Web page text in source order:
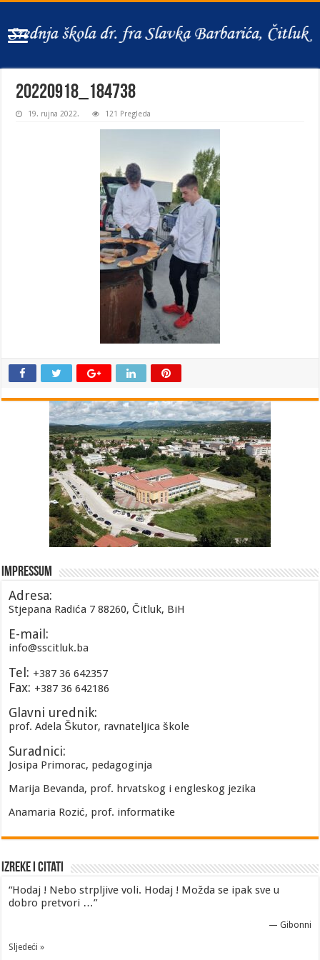
20220918_184738
19. rujna 2022. 121 Pregleda
Impressum
Adresa:
Stjepana Radića 7 88260, Čitluk, BiH
E-mail:
info@sscitluk.ba
Tel: +387 36 642357
Fax: +387 36 642186
Glavni urednik:
prof. Adela Škutor, ravnateljica škole
Suradnici:
Josipa Primorac, pedagoginja
Marija Bevanda, prof. hrvatskog i engleskog jezika
Anamaria Rozić, prof. informatike
Izreke i Citati
“Hodaj ! Nebo strpljive voli. Hodaj ! Možda se ipak sve u
dobro pretvori …”
— Gibonni
Sljedeći »